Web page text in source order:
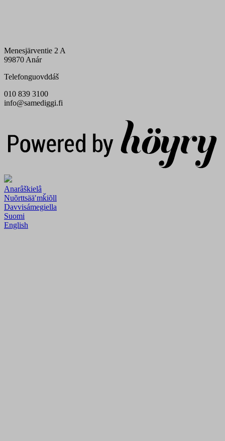
Menesjärventie 2 A
99870 Anár
Telefonguovddáš
010 839 3100
info@samediggi.fi
Anarâškielâ
Nuõrttsääʹmǩiõll
Davvisámegiella
Suomi
English